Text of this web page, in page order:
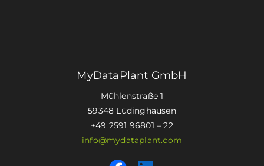
MyDataPlant GmbH
Mühlenstraße 1
59348 Lüdinghausen
+49 2591 96801 – 22
info@mydataplant.com